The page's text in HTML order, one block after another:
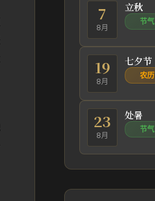
7
8月
立秋
节气
19
8月
七夕节
农历
23
8月
处暑
节气